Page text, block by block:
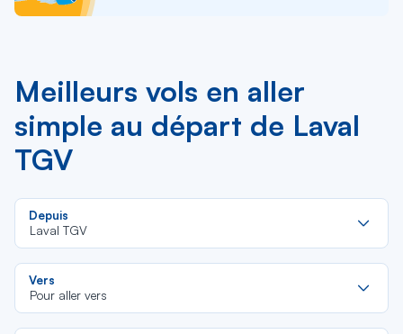
Meilleurs vols en aller
simple au départ de Laval
TGV
Depuis
Laval TGV
Vers
Pour aller vers